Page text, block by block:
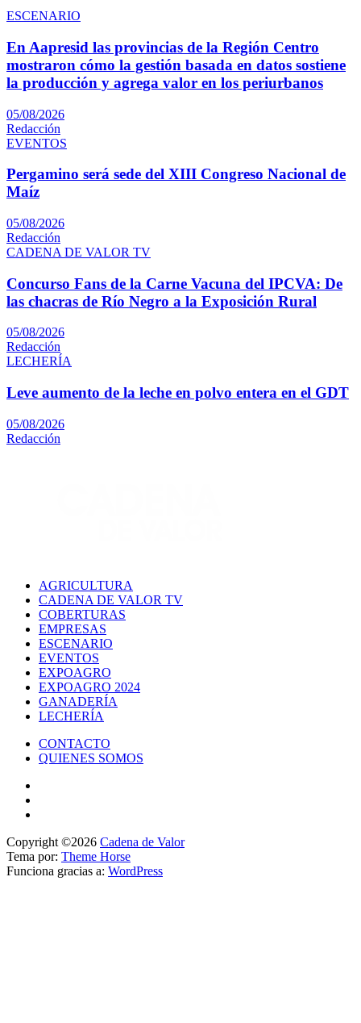
ESCENARIO
En Aapresid las provincias de la Región Centro
mostraron cómo la gestión basada en datos sostiene
la producción y agrega valor en los periurbanos
05/08/2026
Redacción
EVENTOS
Pergamino será sede del XIII Congreso Nacional de
Maíz
05/08/2026
Redacción
CADENA DE VALOR TV
Concurso Fans de la Carne Vacuna del IPCVA: De
las chacras de Río Negro a la Exposición Rural
05/08/2026
Redacción
LECHERÍA
Leve aumento de la leche en polvo entera en el GDT
05/08/2026
Redacción
AGRICULTURA
CADENA DE VALOR TV
COBERTURAS
EMPRESAS
ESCENARIO
EVENTOS
EXPOAGRO
EXPOAGRO 2024
GANADERÍA
LECHERÍA
CONTACTO
QUIENES SOMOS
Copyright ©2026 Cadena de Valor
Tema por: Theme Horse
Funciona gracias a: WordPress